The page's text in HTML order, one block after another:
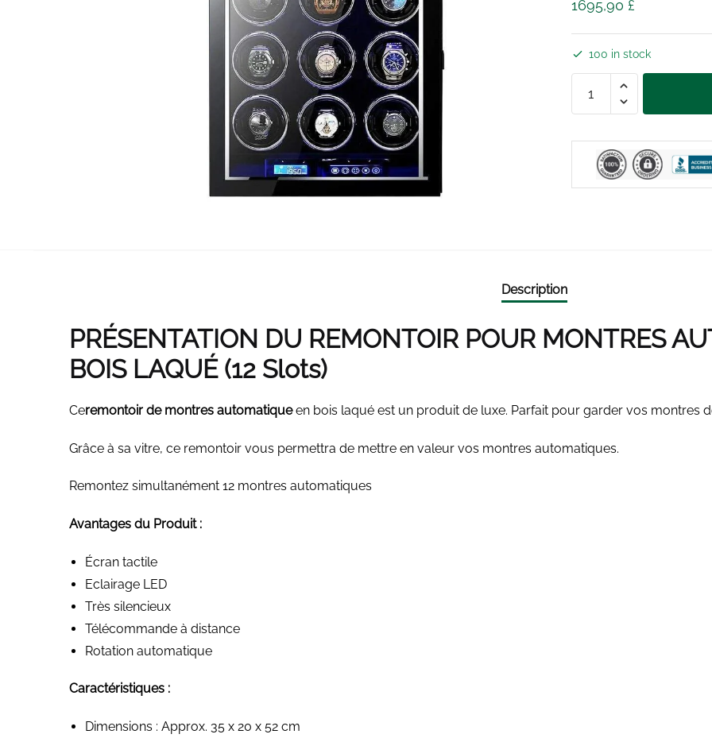
1695,90 £
100 in stock
REMONTOIR
MONTRE
BOIS
LAQUÉ
Description
PRÉSENTATION DU REMONTOIR POUR MONTRES
BOIS LAQUÉ (12 Slots)
Ceremontoir de montres automatiqueen bois laqué est un produit de luxe. Parfait pour garder vos montres
Grâce à sa vitre, ce remontoir vous permettra de mettre en valeur vos montres automatiques.
Remontez simultanément 12 montres automatiques
Avantages du Produit :
Écran tactile
Eclairage LED
Très silencieux
Télécommande à distance
Rotation automatique
Caractéristiques :
Dimensions : Approx. 35 x 20 x 52 cm